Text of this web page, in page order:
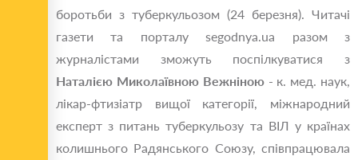
боротьби з туберкульозом (24 березня). Читачі
газети та порталу segodnya.ua разом з
журналістами зможуть поспілкуватися з
Наталією Миколаївною Вежніною- к. мед. наук,
лікар-фтизіатр вищої категорії, міжнародний
експерт з питань туберкульозу та ВІЛ у країнах
колишнього Радянського Союзу, співпрацювала